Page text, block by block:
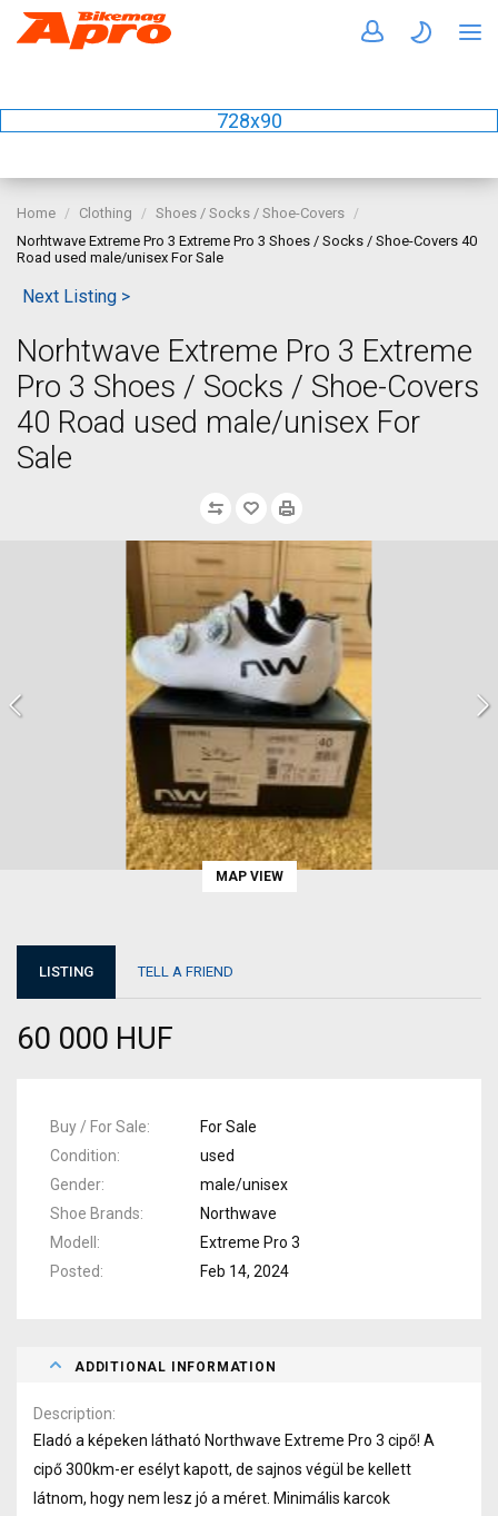
728x90
Home Clothing
Shoes / Socks / Shoe-Covers
Norhtwave Extreme Pro 3 Extreme Pro 3 Shoes / Socks / Shoe-Covers 40
Road used male/unisex For Sale
Next Listing >
Norhtwave Extreme Pro 3 Extreme
Pro 3 Shoes / Socks / Shoe-Covers
40 Road used male/unisex For
Sale
MAP VIEW
LISTING TELL A FRIEND
60 000 HUF
Buy / For Sale
For Sale
Condition
used
Gender
male/unisex
Shoe Brands
Northwave
Modell
Extreme Pro 3
Posted
Feb 14, 2024
ADDITIONAL INFORMATION
Description
Eladó a képeken látható Northwave Extreme Pro 3 cipő! A
cipő 300km-er esélyt kapott, de sajnos végül be kellett
látnom, hogy nem lesz jó a méret. Minimális karcok